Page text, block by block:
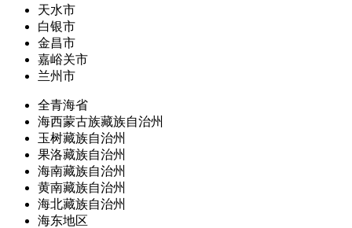
天水市
白银市
金昌市
嘉峪关市
兰州市
全青海省
海西蒙古族藏族自治州
玉树藏族自治州
果洛藏族自治州
海南藏族自治州
黄南藏族自治州
海北藏族自治州
海东地区